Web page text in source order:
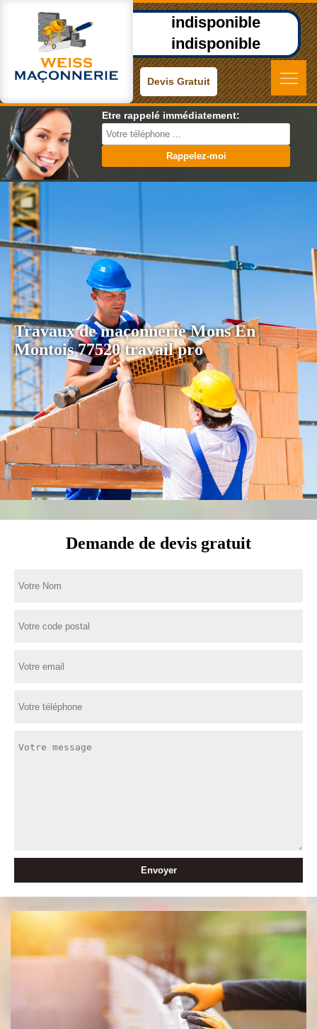
indisponible
indisponible
Devis Gratuit
Etre rappelé immédiatement:
Travaux de maçonnerie Mons En
Montois 77520 travail pro
Demande de devis gratuit